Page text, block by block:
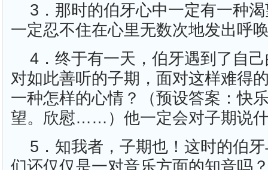
3．那时的伯牙心中一定有一种
一定忍不住在心里无数次地发出呼
4．终于有一天，伯牙遇到了自
对如此善听的子期，面对这样难得
一种怎样的心情？（预设答案：快
望。欣慰……）他一定会对子期说
5．知我者，子期也！这时的伯
们还仅仅是一对音乐方面的知音吗